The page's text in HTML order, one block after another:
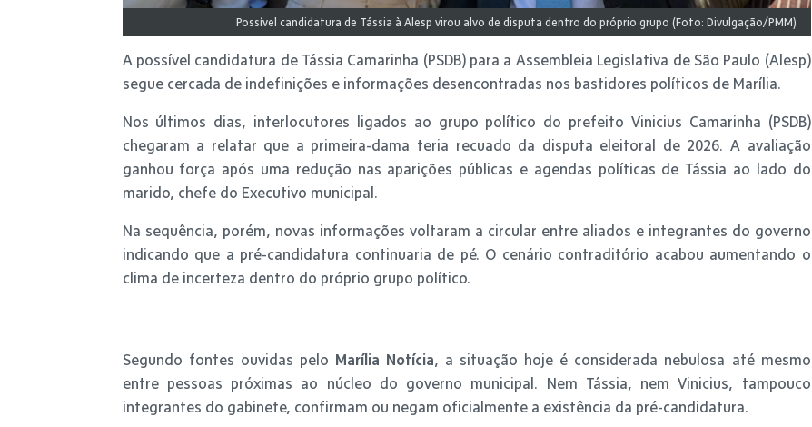
Possível candidatura de Tássia à Alesp virou alvo de disputa dentro do próprio grupo (Foto: Divulgação/PMM)
A possível candidatura de Tássia Camarinha (PSDB) para a Assembleia Legislativa de São Paulo (Alesp)
segue cercada de indefinições e informações desencontradas nos bastidores políticos de Marília.
Nos últimos dias, interlocutores ligados ao grupo político do prefeito Vinicius Camarinha (PSDB)
chegaram a relatar que a primeira-dama teria recuado da disputa eleitoral de 2026. A avaliação
ganhou força após uma redução nas aparições públicas e agendas políticas de Tássia ao lado do
marido, chefe do Executivo municipal.
Na sequência, porém, novas informações voltaram a circular entre aliados e integrantes do governo
indicando que a pré-candidatura continuaria de pé. O cenário contraditório acabou aumentando o
clima de incerteza dentro do próprio grupo político.
Segundo fontes ouvidas pelo Marília Notícia, a situação hoje é considerada nebulosa até mesmo
entre pessoas próximas ao núcleo do governo municipal. Nem Tássia, nem Vinicius, tampouco
integrantes do gabinete, confirmam ou negam oficialmente a existência da pré-candidatura.